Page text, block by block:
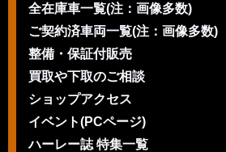
全在庫車一覧(注：画像多数)
ご契約済車両一覧(注：画像多数)
整備・保証付販売
買取や下取のご相談
ショップアクセス
イベント(PCページ)
ハーレー誌 特集一覧